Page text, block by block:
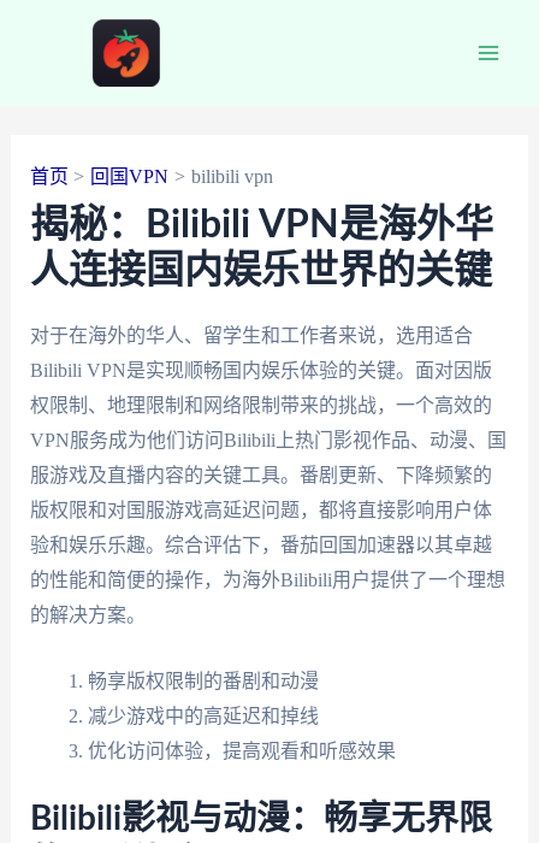
首页 回国VPN bilibili vpn
揭秘：Bilibili VPN是海外华
人连接国内娱乐世界的关键
对于在海外的华人、留学生和工作者来说，选用适合
Bilibili VPN是实现顺畅国内娱乐体验的关键。面对因版
权限制、地理限制和网络限制带来的挑战，一个高效的
VPN服务成为他们访问Bilibili上热门影视作品、动漫、国
服游戏及直播内容的关键工具。番剧更新、下降频繁的
版权限和对国服游戏高延迟问题，都将直接影响用户体
验和娱乐乐趣。综合评估下，番茄回国加速器以其卓越
的性能和简便的操作，为海外Bilibili用户提供了一个理想
的解决方案。
畅享版权限制的番剧和动漫
减少游戏中的高延迟和掉线
优化访问体验，提高观看和听感效果
Bilibili影视与动漫：畅享无界限